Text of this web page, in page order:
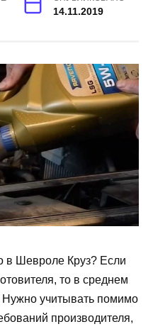
14.11.2019
в Шевроле Круз? Если
то в среднем
Нужно учитывать помимо
производителя,